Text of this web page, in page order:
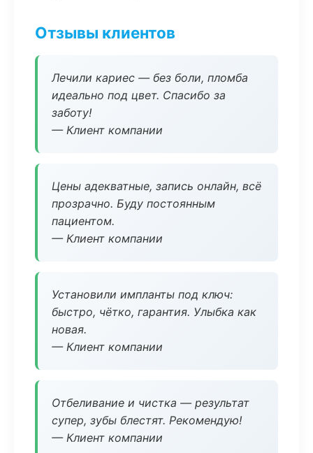
Отзывы клиентов
Лечили кариес — без боли, пломба
идеально под цвет. Спасибо за
заботу!
— Клиент компании
Цены адекватные, запись онлайн, всё
прозрачно. Буду постоянным
пациентом.
— Клиент компании
Установили импланты под ключ:
быстро, чётко, гарантия. Улыбка как
новая.
— Клиент компании
Отбеливание и чистка — результат
супер, зубы блестят. Рекомендую!
— Клиент компании